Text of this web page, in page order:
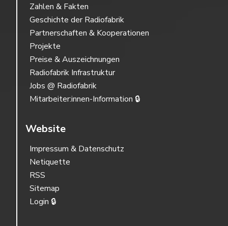
Zahlen & Fakten
Geschichte der Radiofabrik
Partnerschaften & Kooperationen
Projekte
Preise & Auszeichnungen
Radiofabrik Infrastruktur
Jobs @ Radiofabrik
Mitarbeiter:innen-Information 🔒
Website
Impressum & Datenschutz
Netiquette
RSS
Sitemap
Login 🔒